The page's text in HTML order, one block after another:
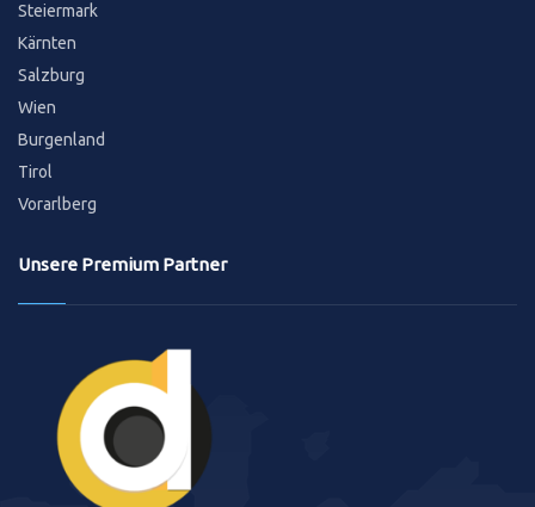
Steiermark
Kärnten
Salzburg
Wien
Burgenland
Tirol
Vorarlberg
Unsere Premium Partner